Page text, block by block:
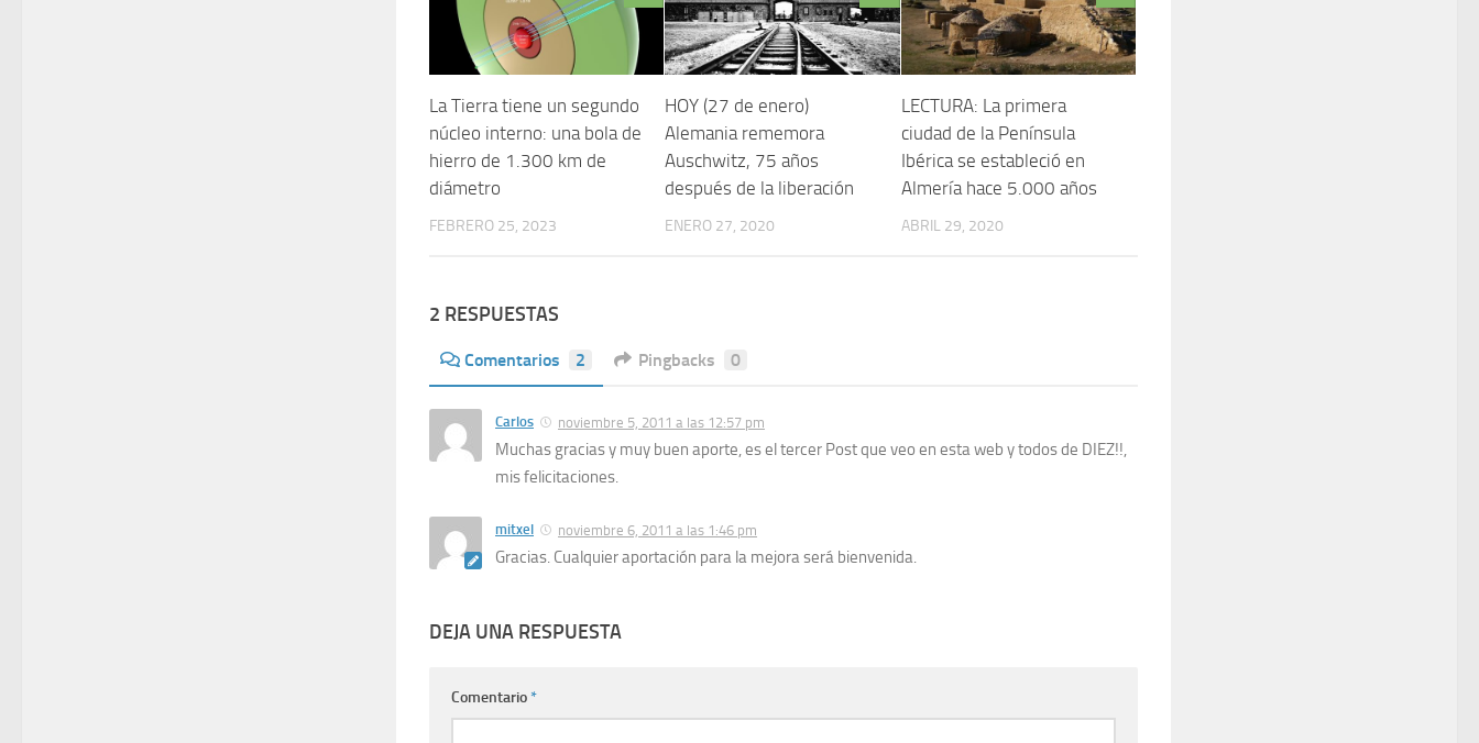
La Tierra tiene un segundo
núcleo interno: una bola de
hierro de 1.300 km de
diámetro
FEBRERO 25, 2023
HOY (27 de enero)
Alemania rememora
Auschwitz, 75 años
después de la liberación
ENERO 27, 2020
LECTURA: La primera
ciudad de la Península
Ibérica se estableció en
Almería hace 5.000 años
ABRIL 29, 2020
2 RESPUESTAS
Comentarios 2 Pingbacks 0
Carlos noviembre 5, 2011 a las 12:57 pm
Muchas gracias y muy buen aporte, es el tercer Post que veo en esta web y todos de DIEZ!!,
mis felicitaciones.
mitxel noviembre 6, 2011 a las 1:46 pm
Gracias. Cualquier aportación para la mejora será bienvenida.
DEJA UNA RESPUESTA
Comentario*